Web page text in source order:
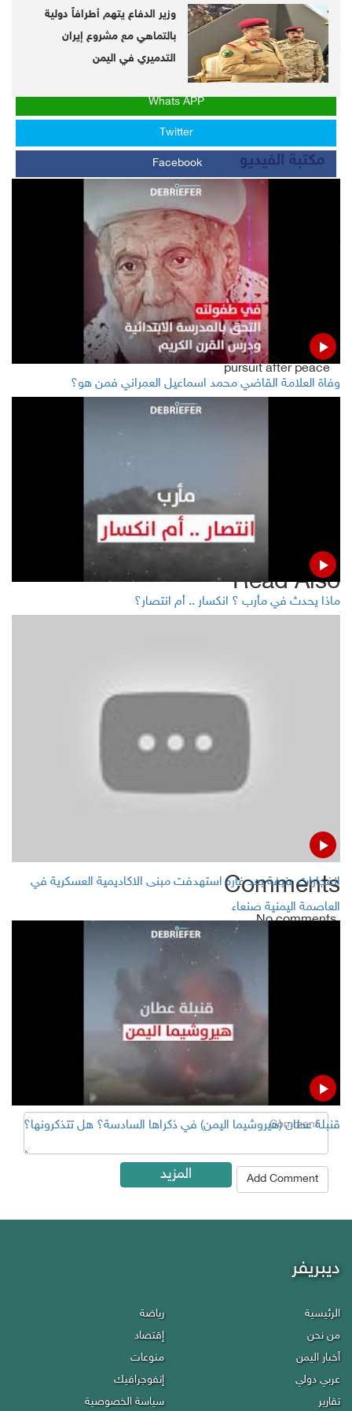
@DebrieferNet
Follow us on Telegram
https://telegram.me/DebrieferNet
Whats APP
Twitter
Facebook
LinkedIn
Yemen's Lahj reported 2 Covid-19' deaths
Houthi spokesman: We showed UNSC envoys our
pursuit after peace
Tariq praises Oadhi, Houthis call for Qaeda militants
Read Also
Yemeni presidential advisor warns of Aden disaster
STC leader accuses Yemeni gov't of hindering Riyadh
Comments
No comments
Add Comment
Email ( Optional )
Comment
Add Comment
Debriefer
HOME
About Us
Politics
Reports
Press
Economy
Miscellany
Infographics
Privacy policy
Contact Us
وزير الدفاع يتهم أطرافاً دولية
بالتماهي مع مشروع إيران
التدميري في اليمن
مكتبة الفيديو
وفاة العلامة القاضي محمد اسماعيل العمراني فمن هو؟
ماذا يحدث في مأرب ؟ انكسار .. أم انتصار؟
انفجارات عنيفة بعد غارة استهدفت مبنى الاكاديمية العسكرية في
العاصمة اليمنية صنعاء
قنبلة عطان (هيروشيما اليمن) في ذكراها السادسة؟ هل تتذكرونها؟
المزيد
ديبريفر
الرئيسية
من نحن
أخبار اليمن
عربي دولي
تقارير
رياضة
إقتصاد
منوعات
إنفوجرافيك
سياسة الخصوصية